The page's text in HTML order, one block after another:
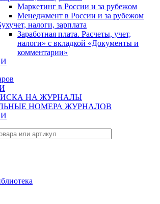
Маркетинг в России и за рубежом
Менеджмент в России и за рубежом
налоги, зарплата
Заработная плата. Расчеты, учет,
налоги» с вкладкой «Документы и
комментарии»
НА ЖУРНАЛЫ
НОМЕРА ЖУРНАЛОВ